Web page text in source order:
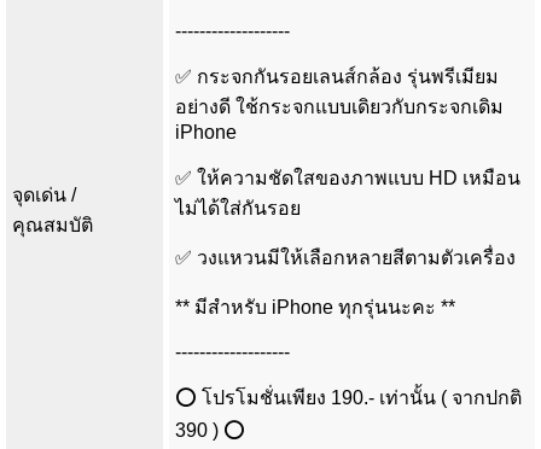
จุดเด่น /
คุณสมบัติ
-------------------
✅ กระจกกันรอยเลนส์กล้อง รุ่นพรีเมียม
อย่างดี ใช้กระจกแบบเดิยวกับกระจกเดิม
iPhone
✅ ให้ความชัดใสของภาพแบบ HD เหมือน
ไม่ได้ใส่กันรอย
✅ วงแหวนมีให้เลือกหลายสีตามตัวเครื่อง
** มีสำหรับ iPhone ทุกรุ่นนะคะ **
-------------------
⭕ โปรโมชั่นเพียง 190.- เท่านั้น ( จากปกติ
390 ) ⭕